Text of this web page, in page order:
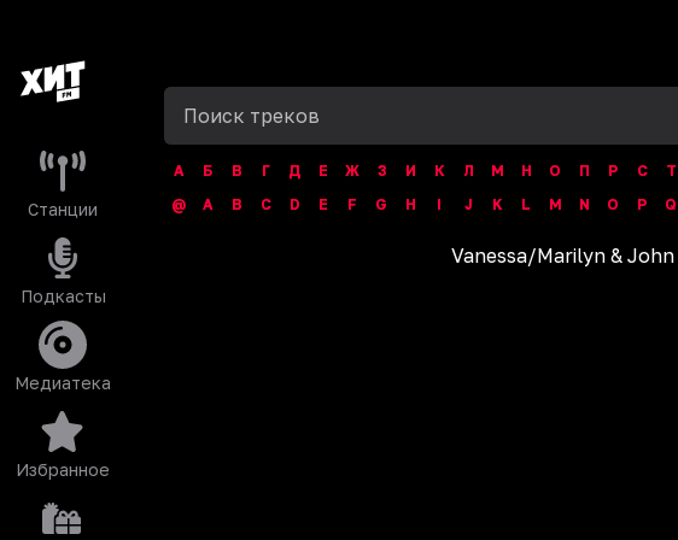
Станции
Подкасты
Медиатека
Избранное
А Б В Г Д Е Ж З И К Л М Н О П Р С Т
@
A B C D E F G H I J K L M N O P Q
Vanessa/Marilyn & John